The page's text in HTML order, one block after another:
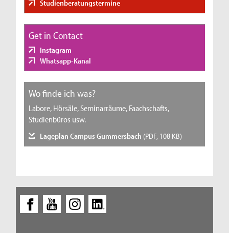
Studienberatungstermine
Get in Contact
Instagram
Whatsapp-Kanal
Wo finde ich was?
Labore, Hörsäle, Seminarräume, Faachschafts,
Studienbüros usw.
Lageplan Campus Gummersbach (PDF, 108 KB)